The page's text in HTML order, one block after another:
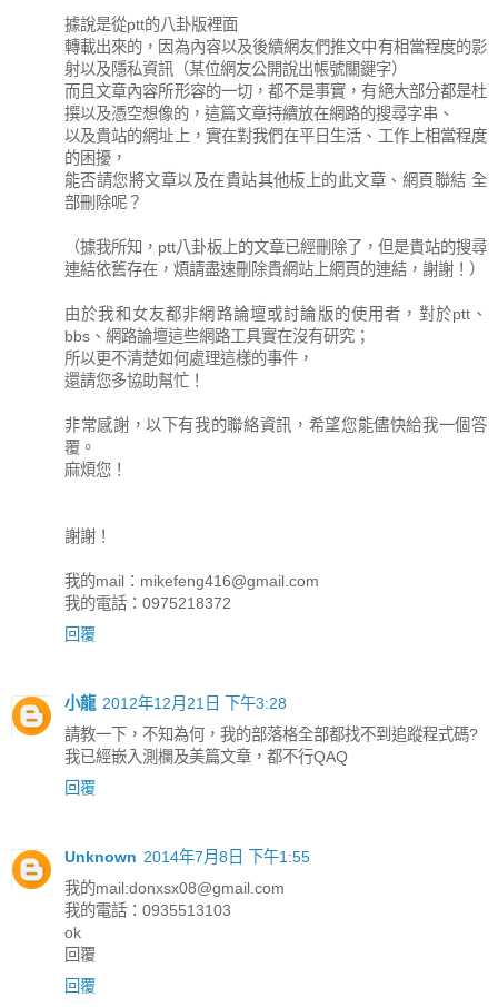
據說是從ptt的八卦版裡面
轉載出來的，因為內容以及後續網友們推文中有相當程度的影
射以及隱私資訊（某位網友公開說出帳號關鍵字）
而且文章內容所形容的一切，都不是事實，有絕大部分都是杜
撰以及憑空想像的，這篇文章持續放在網路的搜尋字串、
以及貴站的網址上，實在對我們在平日生活、工作上相當程度
的困擾，
能否請您將文章以及在貴站其他板上的此文章、網頁聯結 全
部刪除呢？
（據我所知，ptt八卦板上的文章已經刪除了，但是貴站的搜尋
連結依舊存在，煩請盡速刪除貴網站上網頁的連結，謝謝！）
由於我和女友都非網路論壇或討論版的使用者，對於ptt、
bbs、網路論壇這些網路工具實在沒有研究；
所以更不清楚如何處理這樣的事件，
還請您多協助幫忙！
非常感謝，以下有我的聯絡資訊，希望您能儘快給我一個答
覆。
麻煩您！
謝謝！
我的mail： mikefeng416@gmail.com
我的電話：0975218372
回覆
小龍 2012年12月21日 下午3:28
請教一下，不知為何，我的部落格全部都找不到追蹤程式碼?
我已經嵌入測欄及美篇文章，都不行QAQ
回覆
Unknown 2014年7月8日 下午1:55
我的mail:donxsx08@gmail.com
我的電話：0935513103
ok
回覆
回覆